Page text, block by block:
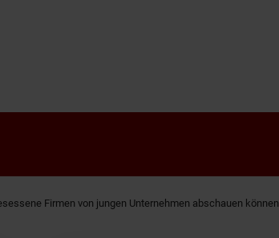
Firmen von jungen Unternehmen abschauen können